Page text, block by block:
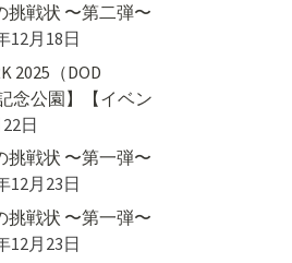
挑戦状 〜第二弾〜
12月18日
2025（DOD
念公園】【イベン
日
挑戦状 〜第一弾〜
12月23日
挑戦状 〜第一弾〜
12月23日